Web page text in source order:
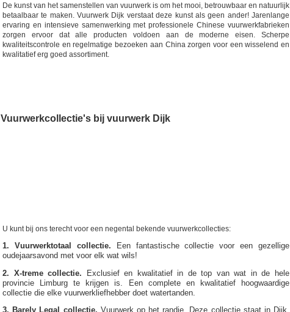
De kunst van het samenstellen van vuurwerk is om het mooi, betrouwbaar en natuurlijk
betaalbaar te maken. Vuurwerk Dijk verstaat deze kunst als geen ander! Jarenlange
ervaring en intensieve samenwerking met professionele Chinese vuurwerkfabrieken
zorgen ervoor dat alle producten voldoen aan de moderne eisen. Scherpe
kwaliteitscontrole en regelmatige bezoeken aan China zorgen voor een wisselend en
kwalitatief erg goed assortiment.
Vuurwerkcollectie's bij vuurwerk Dijk
U kunt bij ons terecht voor een negental bekende vuurwerkcollecties:
1. Vuurwerktotaal collectie. Een fantastische collectie voor een gezellige
oudejaarsavond met voor elk wat wils!
2. X-treme collectie. Exclusief en kwalitatief in de top van wat in de hele
provincie Limburg te krijgen is. Een complete en kwalitatief hoogwaardige
collectie die elke vuurwerkliefhebber doet watertanden.